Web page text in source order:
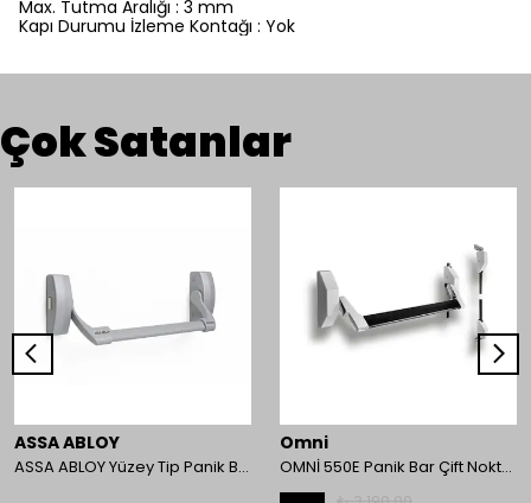
Max. Tutma Aralığı : 3 mm
Kapı Durumu İzleme Kontağı : Yok
Çok Satanlar
ASSA ABLOY
ASSA ABLOY Yüzey Tip Panik Bar PED 180
Omni
OMNİ 550E Panik Bar Çift Nokta Yüzey Tip